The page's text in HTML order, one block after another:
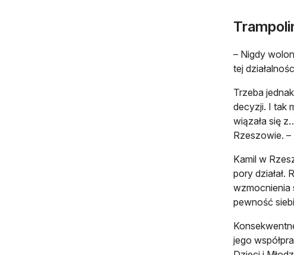
– Nigdy
tej
Trzeba
decyzji. I tak
wiązała się
Rzeszowie. –
Kamil w
pory działał.
wzmocnienia
pewność
jego